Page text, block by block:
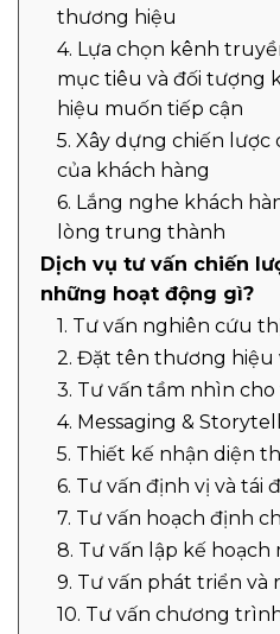
thương hiệu
4. Lựa chọn kênh
mục tiêu và đối tượng
hiệu muốn tiếp cận
5. Xây dựng chiến
của khách hàng
6. Lắng nghe khách
lòng trung thành
Dịch vụ tư vấn chiến
những hoạt động gì?
1. Tư vấn nghiên cứu
2. Đặt tên thương hiệu
3. Tư vấn tầm nhìn
4. Messaging &
5. Thiết kế nhận diện
6. Tư vấn định vị và tái
7. Tư vấn hoạch định
8. Tư vấn lập kế hoạch
9. Tư vấn phát triển và
10. Tư vấn chương